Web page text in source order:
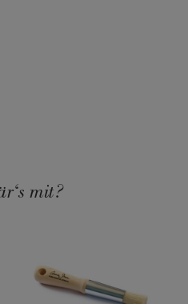
und staubfrei sein. Chalk
sein, bevor
wird.
Flächen empfehlen
Versiegelung mit dem
mit?